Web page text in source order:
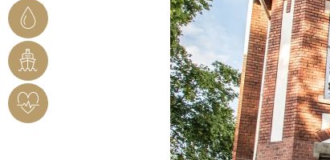
STADTWERKE
BENDORF
RHEINHAFEN
HERZSICHERES
BENDORF